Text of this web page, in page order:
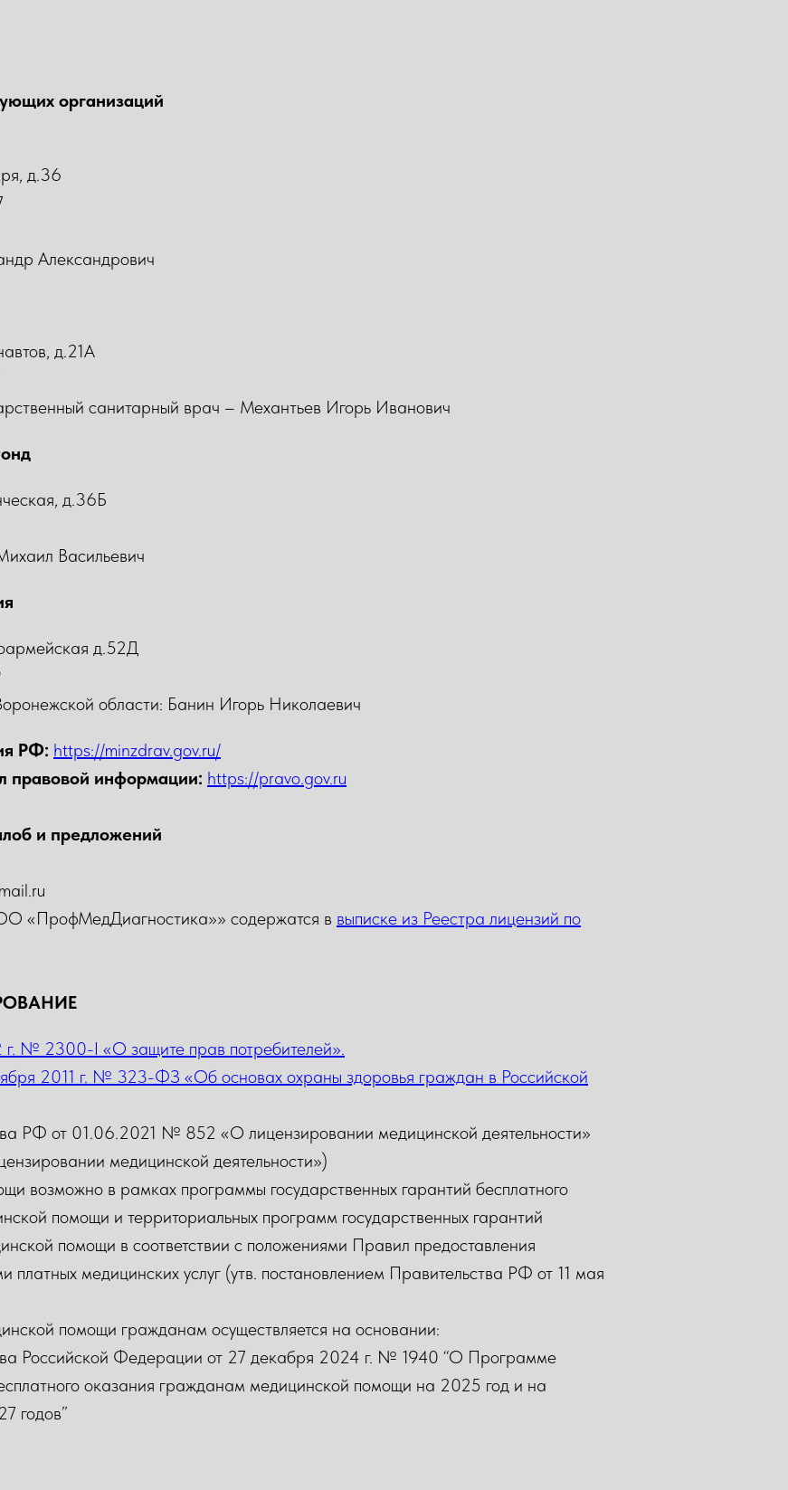
организаций
д.36
Александрович
д.21А
санитарный врач – Механтьев Игорь Иванович
д.36Б
Васильевич
д.52Д
области: Банин Игорь Николаевич
РФ: https://minzdrav.gov.ru/
правовой информации: https://pravo.gov.ru
и предложений
«ПрофМедДиагностика»» содержатся в выписке из Реестра лицензий по
№ 2300-I «О защите прав потребителей».
2011 г. № 323-ФЗ «Об основах охраны здоровья граждан в Российской
РФ от 01.06.2021 № 852 «О лицензировании медицинской деятельности»
медицинской деятельности»)
возможно в рамках программы государственных гарантий бесплатного
помощи и территориальных программ государственных гарантий
помощи в соответствии с положениями Правил предоставления
платных медицинских услуг (утв. постановлением Правительства РФ от 11 мая
помощи гражданам осуществляется на основании:
Российской Федерации от 27 декабря 2024 г. № 1940 “О Программе
оказания гражданам медицинской помощи на 2025 год и на
годов”